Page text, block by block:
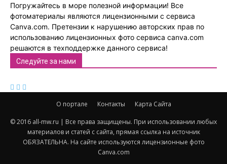
Погружайтесь в море полезной информации! Все
фотоматериалы являются лицензионными с сервиса
Canva.com. Претензии к нарушению авторских прав по
использованию лицензионных фото сервиса canva.com
решаются в техподдержке данного сервиса!
Следуйте за нами
О портале Контакты Карта Сайта
© 2016 all-mw.ru | Все права защищены. При использовании любых
материалов и статей с сайта, прямая ссылка на источник
ОБЯЗАТЕЛЬНА. На сайте используются лицензионные фото
Canva.com